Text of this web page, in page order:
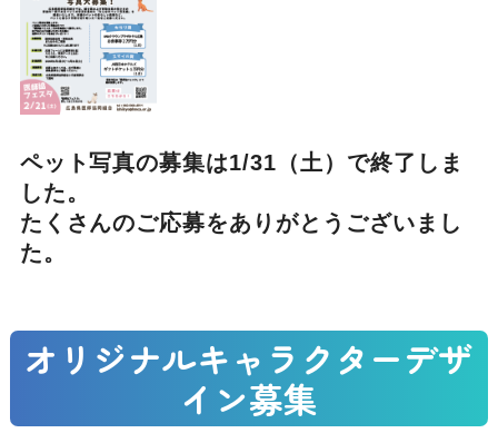
ペット写真の募集は1/31（土）で終了しま
した。
たくさんのご応募をありがとうございまし
た。
オリジナルキャラクターデザ
イン募集